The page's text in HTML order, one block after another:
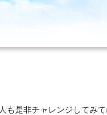
も是非チャレンジしてみ